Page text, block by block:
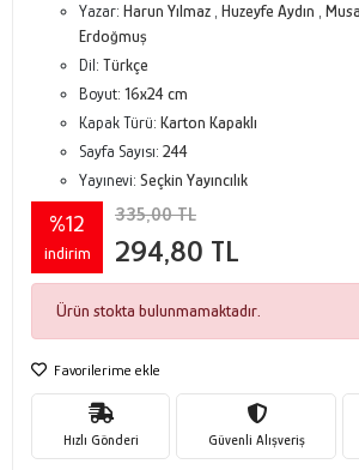
Yazar: Harun Yılmaz Huzeyfe Aydın
Erdoğmuş
Dil: Türkçe
Boyut: 16x24 cm
Kapak Türü: Karton Kapaklı
Sayfa Sayısı: 244
Yayınevi: Seçkin Yayıncılık
%12
indirim
335,00 TL
294,80 TL
Ürün stokta bulunmamaktadır.
Favorilerime ekle
Hızlı Gönderi Güvenli Alışveriş